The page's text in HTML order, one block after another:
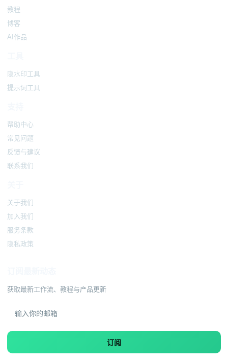
教程
博客
AI作品
隐水印工具
提示词工具
帮助中心
常见问题
反馈与建议
联系我们
关于我们
加入我们
服务条款
隐私政策
获取最新工作流、教程与产品更新
订阅